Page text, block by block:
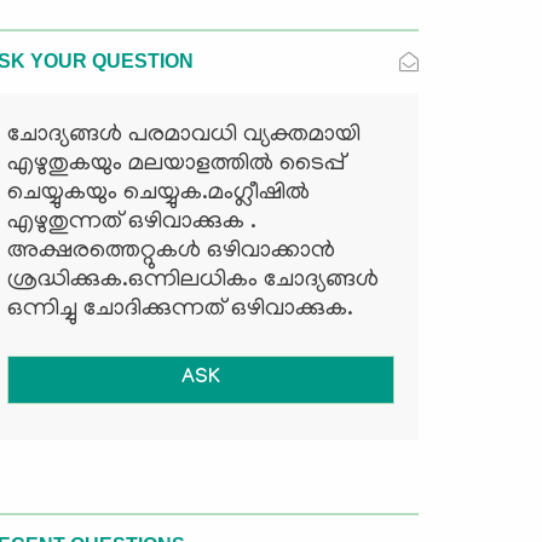
YOUR QUESTION
ചോദ്യങ്ങള്‍ പരമാവധി വ്യക്തമായി
എഴുതുകയും മലയാളത്തില്‍ ടൈപ്പ്
ചെയ്യുകയും ചെയ്യുക.മംഗ്ലീഷില്‍
എഴുതുന്നത് ഒഴിവാക്കുക .
അക്ഷരത്തെറ്റുകള്‍ ഒഴിവാക്കാന്‍
ശ്രദ്ധിക്കുക.ഒന്നിലധികം ചോദ്യങ്ങള്‍
ഒന്നിച്ചു ചോദിക്കുന്നത് ഒഴിവാക്കുക.
ASK